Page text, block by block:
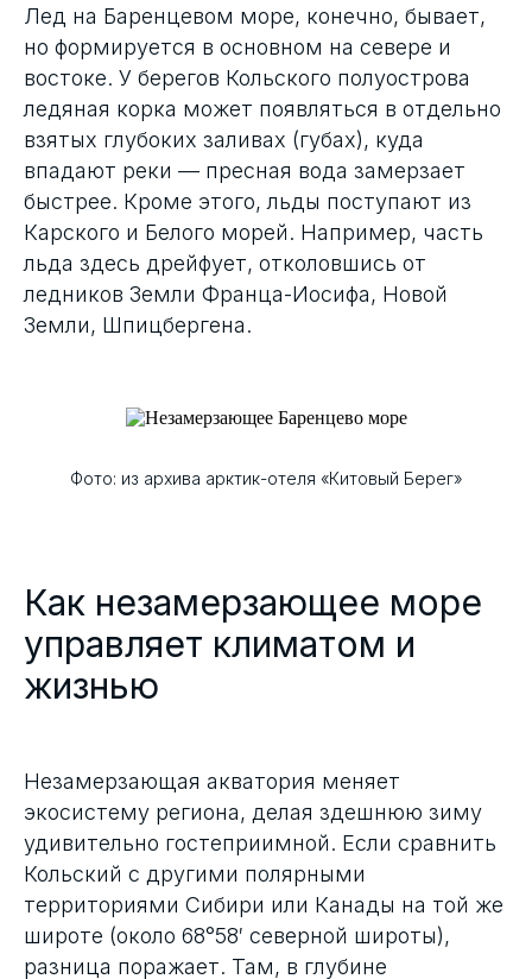
Лед на Баренцевом море, конечно, бывает,
но формируется в основном на севере и
востоке. У берегов Кольского полуострова
ледяная корка может появляться в отдельно
взятых глубоких заливах (губах), куда
впадают реки — пресная вода замерзает
быстрее. Кроме этого, льды поступают из
Карского и Белого морей. Например, часть
льда здесь дрейфует, отколовшись от
ледников Земли Франца-Иосифа, Новой
Земли, Шпицбергена.
Фото: из архива арктик-отеля «Китовый Берег»
Как незамерзающее море
управляет климатом и
жизнью
Незамерзающая акватория меняет
экосистему региона, делая здешнюю зиму
удивительно гостеприимной. Если сравнить
Кольский с другими полярными
территориями Сибири или Канады на той же
широте (около 68°58′ северной широты),
разница поражает. Там, в глубине